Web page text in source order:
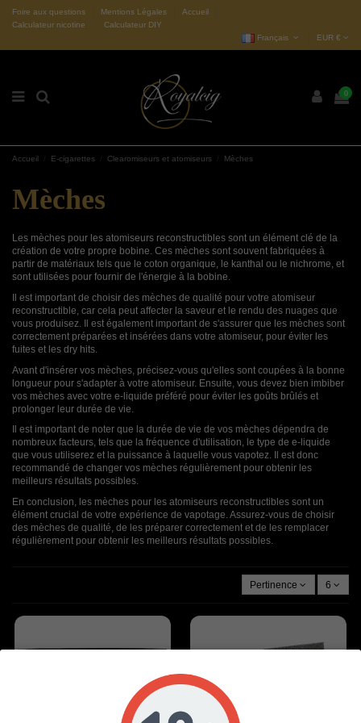
Foire aux questions Mentions Légales
Accueil
Calculateur nicotine
Calculateur DIY
Français
EUR €
0
Accueil E-cigarettes Clearomiseurs et atomiseurs Mèches
Mèches
Les mèches pour les atomiseurs reconstructibles sont un élément clé de la
création de votre propre bobine. Ces mèches sont souvent fabriquées à
partir de matériaux tels que le coton organique, le kanthal ou le nichrome, et
sont utilisées pour fournir de l'énergie à la bobine.
Il est important de choisir des mèches de qualité pour votre atomiseur
reconstructible, car cela peut affecter la saveur et le rendu des nuages ​​que
vous produisez. Il est également important de s'assurer que les mèches sont
correctement préparées et insérées dans votre atomiseur, pour éviter les
fuites et les dry hits.
Avant d'insérer vos mèches, précisez-vous qu'elles sont coupées à la bonne
longueur pour s'adapter à votre atomiseur. Ensuite, vous devez bien imbiber
vos mèches avec votre e-liquide préféré pour éviter les goûts brûlés et
prolonger leur durée de vie.
Il est important de noter que la durée de vie de vos mèches dépendra de
nombreux facteurs, tels que la fréquence d'utilisation, le type de e-liquide
que vous utiliserez et la puissance à laquelle vous vapotez. Il est donc
recommandé de changer vos mèches régulièrement pour obtenir les
meilleurs résultats possibles.
En conclusion, les mèches pour les atomiseurs reconstructibles sont un
élément crucial de votre expérience de vapotage. Assurez-vous de choisir
des mèches de qualité, de les préparer correctement et de les remplacer
régulièrement pour obtenir les meilleurs résultats possibles.
Pertinence 6